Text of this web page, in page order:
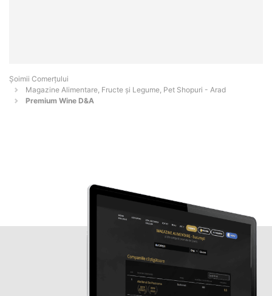
Șoimii Comerțului
Magazine Alimentare, Fructe și Legume, Pet Shopuri - Arad
Premium Wine D&A